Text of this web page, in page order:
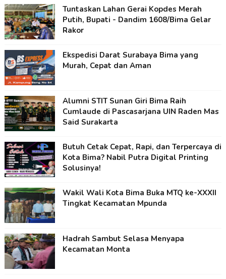
Tuntaskan Lahan Gerai Kopdes Merah
Putih, Bupati - Dandim 1608/Bima Gelar
Rakor
Ekspedisi Darat Surabaya Bima yang
Murah, Cepat dan Aman
Alumni STIT Sunan Giri Bima Raih
Cumlaude di Pascasarjana UIN Raden Mas
Said Surakarta
Butuh Cetak Cepat, Rapi, dan Terpercaya di
Kota Bima? Nabil Putra Digital Printing
Solusinya!
Wakil Wali Kota Bima Buka MTQ ke-XXXII
Tingkat Kecamatan Mpunda
Hadrah Sambut Selasa Menyapa
Kecamatan Monta